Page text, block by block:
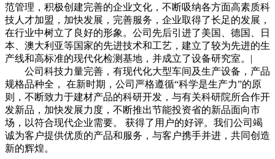
范管理，积极创建完善的企业文化，不断吸纳各方面高素质科
技人才加盟，加快发展，完善服务，企业取得了长足的发展，
在行业中树立了良好的形象。公司先后引进了美国、德国、日
本、澳大利亚等国家的先进技术和工艺，建立了较为先进的生
产线和高标准的现代化检测基地，并成立了设备研究室。|
公司科技力量完善，有现代化大型车间及生产设备，产品
规格品种全， 在新时期，公司严格遵循“科学是生产力”的原
则，不断致力于建材产品的科研开发，与有关科研院所合作开
发新品，加快发展力度，不断推出节能投资省的新品面向市
场，以符合现代企业需要。 获得了用户的好评。我们公司竭
诚为客户提供优质的产品和服务，与客户携手并进，共同创造
新的辉煌。